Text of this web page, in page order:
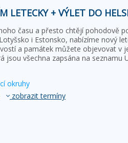
LETECKY + VÝLET DO
času a přesto chtějí pohodově
i Estonsko, nabízíme nový
a památek můžete objevovat v
jsou všechna zapsána na seznamu
okruhy
zobrazit termíny